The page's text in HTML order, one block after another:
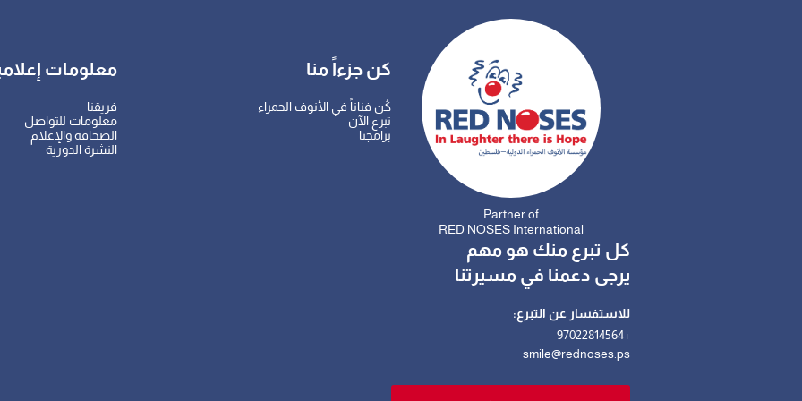
Partner of
RED NOSES International
كل تبرع منك هو مهم
يرجى دعمنا في مسيرتنا
للاستفسار عن التبرع:
+97022814564
smile@rednoses.ps
كن جزءاً منا
كُن فناناً في الأنوف الحمراء
تبرع الآن
برامجنا
معلومات
فريقنا
معلومات للتواصل
الصحافة والإعلام
النشرة الدورية